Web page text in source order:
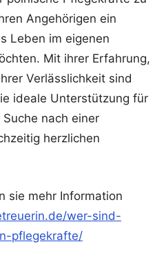
Angehörigen ein
Leben im eigenen
Mit ihrer Erfahrung,
Verlässlichkeit sind
ideale Unterstützung für
nach einer
herzlichen
sie mehr Information
wer-sind-
pflegekrafte/